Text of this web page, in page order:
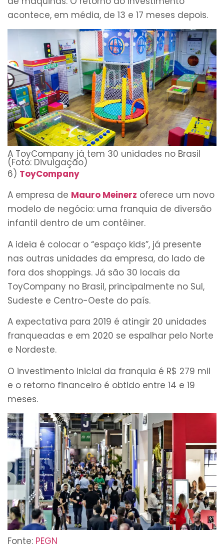
acontece, em média, de 13 e 17 meses depois.
A ToyCompany já tem 30 unidades no Brasil
(Foto: Divulgação)
6) ToyCompany
A empresa de Mauro Meinerz oferece um novo
modelo de negócio: uma franquia de diversão
infantil dentro de um contêiner.
A ideia é colocar o “espaço kids”, já presente
nas outras unidades da empresa, do lado de
fora dos shoppings. Já são 30 locais da
ToyCompany no Brasil, principalmente no Sul,
Sudeste e Centro-Oeste do país.
A expectativa para 2019 é atingir 20 unidades
franqueadas e em 2020 se espalhar pelo Norte
e Nordeste.
O investimento inicial da franquia é R$ 279 mil
e o retorno financeiro é obtido entre 14 e 19
meses.
Fonte: PEGN